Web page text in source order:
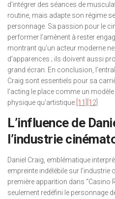
d’intégrer des séances de
routine, mais adapte son régime
personnage. Sa passion pour le
performer l’amènent à rester
montrant qu’un acteur moderne
d’apparences ; ils doivent aussi
grand écran. En conclusion,
Craig sont essentiels pour sa
l’acting le place comme un
physique qu’artistique. [11] [12]
L’influence de
l’industrie
Daniel Craig, emblématique
empreinte indélébile sur
première apparition dans “Casino
seulement redéfini le personnage